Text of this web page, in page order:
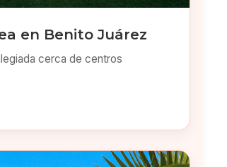
en Benito Juárez
cerca de centros